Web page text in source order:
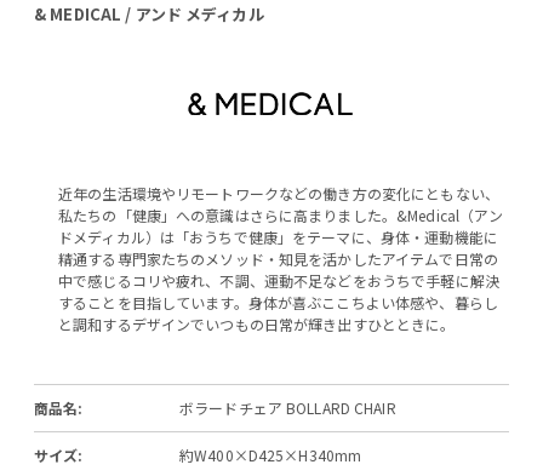
& MEDICAL / アンド メディカル
近年の生活環境やリモートワークなどの働き方の変化にともない、
私たちの「健康」への意識はさらに高まりました。&Medical（アン
ドメディカル）は「おうちで健康」をテーマに、身体・運動機能に
精通する専門家たちのメソッド・知見を活かしたアイテムで日常の
中で感じるコリや疲れ、不調、運動不足などをおうちで手軽に解決
することを目指しています。身体が喜ぶここちよい体感や、暮らし
と調和するデザインでいつもの日常が輝き出すひとときに。
商品名: ボラードチェア BOLLARD CHAIR
サイズ: 約W400×D425×H340mm